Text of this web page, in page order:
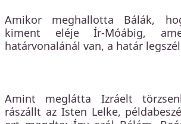
Amikor meghallotta Bálák,
kiment eléje Ír-Móábig,
határvonalánál van, a határ
Amint meglátta Izráelt
rászállt az Isten Lelke,